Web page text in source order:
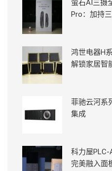
萤石AI三摄
Pro：加持
鸿世电器H
解锁家居智
菲驰云河系
集成
科力屋
完美融入面